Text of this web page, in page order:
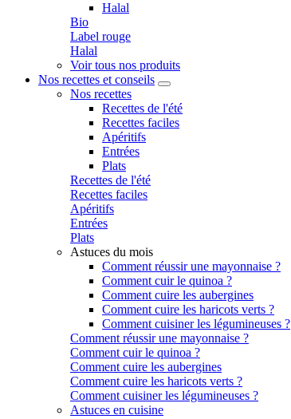
Halal
Bio
Label rouge
Halal
Voir tous nos produits
Nos recettes et conseils
Nos recettes
Recettes de l'été
Recettes faciles
Apéritifs
Entrées
Plats
Recettes de l'été
Recettes faciles
Apéritifs
Entrées
Plats
Astuces du mois
Comment réussir une mayonnaise ?
Comment cuir le quinoa ?
Comment cuire les aubergines
Comment cuire les haricots verts ?
Comment cuisiner les légumineuses ?
Comment réussir une mayonnaise ?
Comment cuir le quinoa ?
Comment cuire les aubergines
Comment cuire les haricots verts ?
Comment cuisiner les légumineuses ?
Astuces en cuisine